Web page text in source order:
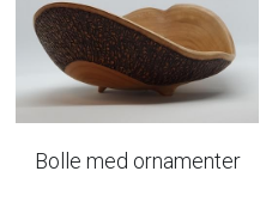
Bolle med ornamenter